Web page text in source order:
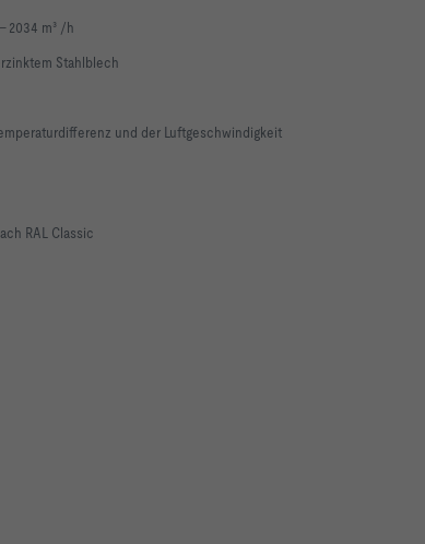
2034 m³ /h
Stahlblech
und der Luftgeschwindigkeit
RAL Classic